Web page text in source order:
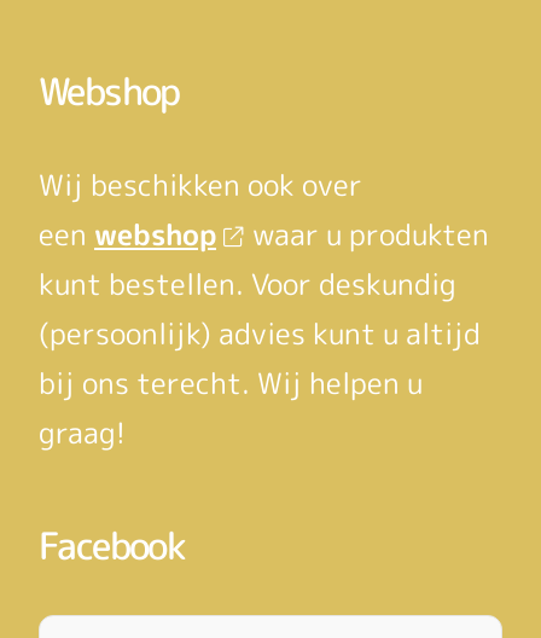
Webshop
Wij beschikken ook over
een webshop
waar u produkten
kunt bestellen. Voor deskundig
(persoonlijk) advies kunt u altijd
bij ons terecht. Wij helpen u
graag!
Facebook